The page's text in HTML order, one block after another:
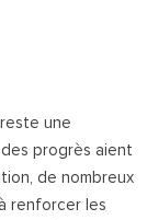
une
progrès aient
de nombreux
renforcer les